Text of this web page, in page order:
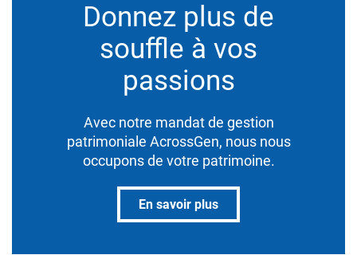
Donnez plus de
souffle à vos
passions
Avec notre mandat de gestion
patrimoniale AcrossGen, nous nous
occupons de votre patrimoine.
En savoir plus